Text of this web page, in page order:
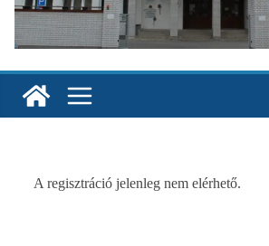
A regisztráció jelenleg nem elérhető.